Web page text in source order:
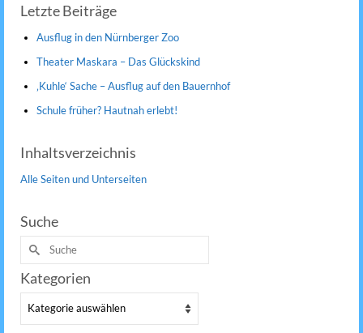
Letzte Beiträge
Ausflug in den Nürnberger Zoo
Theater Maskara – Das Glückskind
‚Kuhle‘ Sache – Ausflug auf den Bauernhof
Schule früher? Hautnah erlebt!
Inhaltsverzeichnis
Alle Seiten und Unterseiten
Suche
Suche
nach:
Kategorien
Kategorien